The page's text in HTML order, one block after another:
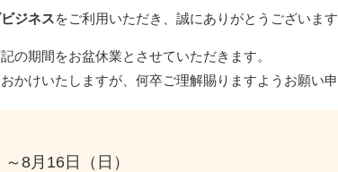
100枚
ルパッ
ジネスをご利用いただき、誠にありがとうございます
の期間をお盆休業とさせていただきます。
かけいたしますが、何卒ご理解賜りますようお願い申
8月16日（日）